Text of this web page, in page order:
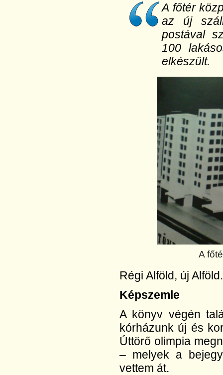
A főtér
az új
postával
100
elkészült.
A
Régi Alföld, új
Képszemle
A könyv végén
kórházunk új és
Úttörő olimpia
– melyek a
vettem át.